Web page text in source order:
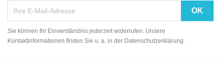
Sie können Ihr Einverständnis jederzeit widerrufen. Unsere
Kontaktinformationen finden Sie u. a. in der Datenschutzerklärung.